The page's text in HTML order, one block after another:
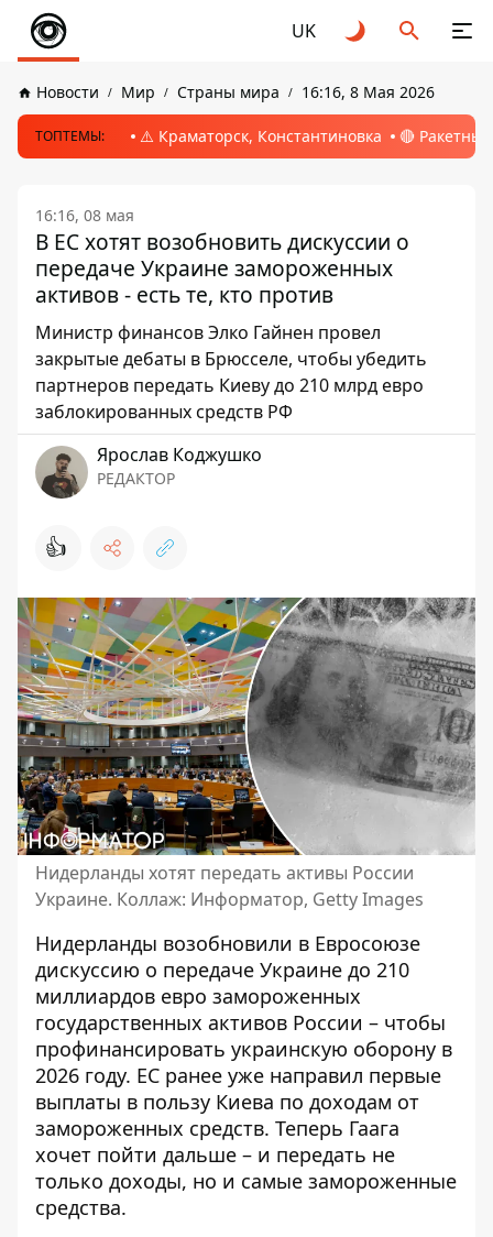
UK
Новости Мир Страны мира 16:16, 8 Мая 2026
ТОПТЕМЫ: ⚠️ Краматорск, Константиновка 🔴
16:16, 08 мая
В ЕС хотят возобновить дискуссии о
передаче Украине замороженных
активов - есть те, кто против
Министр финансов Элко Гайнен провел
закрытые дебаты в Брюсселе, чтобы убедить
партнеров передать Киеву до 210 млрд евро
заблокированных средств РФ
Ярослав Коджушко
РЕДАКТОР
👍
Нидерланды хотят передать активы России
Украине. Коллаж: Информатор, Getty Images
Нидерланды возобновили в Евросоюзе
дискуссию о передаче Украине до 210
миллиардов евро замороженных
государственных активов России – чтобы
профинансировать украинскую оборону в
2026 году. ЕС ранее уже направил первые
выплаты в пользу Киева по доходам от
замороженных средств. Теперь Гаага
хочет пойти дальше – и передать не
только доходы, но и самые замороженные
средства.